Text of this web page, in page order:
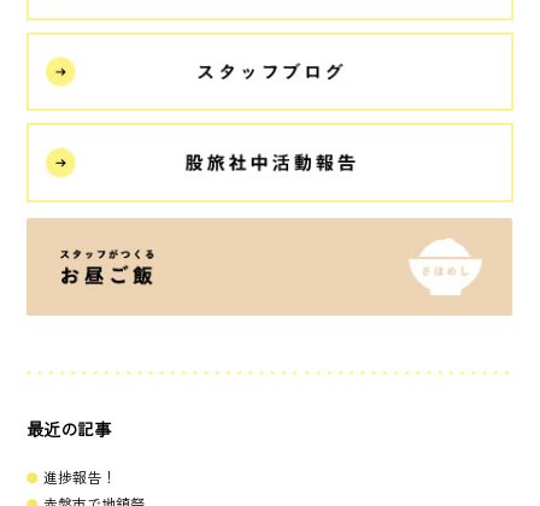
最近の記事
進捗報告！